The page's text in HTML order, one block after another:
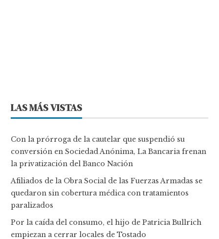
LAS MÁS VISTAS
Con la prórroga de la cautelar que suspendió su
conversión en Sociedad Anónima, La Bancaria frenan
la privatización del Banco Nación
Afiliados de la Obra Social de las Fuerzas Armadas se
quedaron sin cobertura médica con tratamientos
paralizados
Por la caída del consumo, el hijo de Patricia Bullrich
empiezan a cerrar locales de Tostado